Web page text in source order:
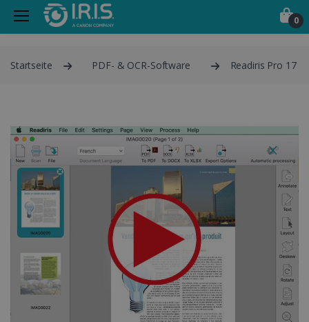
0
Startseite PDF- & OCR-Software Readiris Pro 17